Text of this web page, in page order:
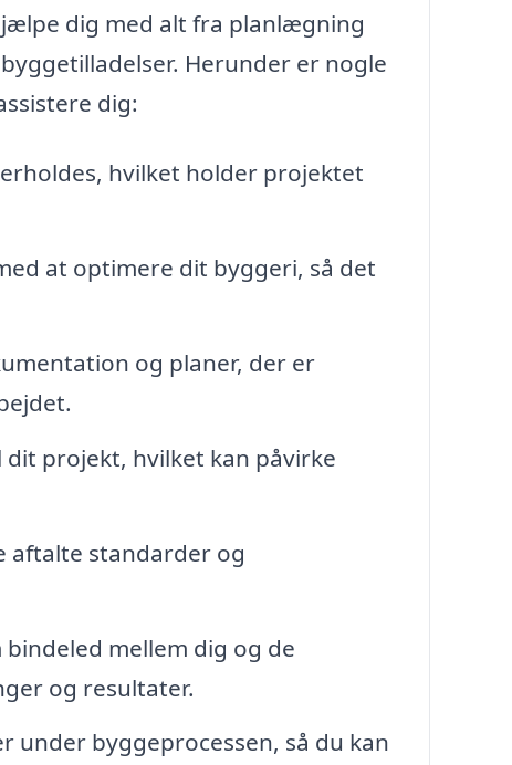
dig med alt fra planlægning
Herunder er nogle
dig:
hvilket holder projektet
at optimere dit byggeri, så det
og planer, der er
projekt, hvilket kan påvirke
aftalte standarder og
bindeled mellem dig og de
og resultater.
byggeprocessen, så du kan